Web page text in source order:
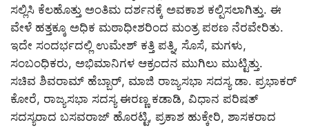
ಸಲ್ಲಿಸಿ ಕೆಲಹೊತ್ತು ಅಂತಿಮ ದರ್ಶನಕ್ಕೆ ಅವಕಾಶ ಕಲ್ಪಿಸಲಾಗಿತ್ತು. ಈ
ವೇಳೆ ಹತ್ತಕ್ಕೂ ಅಧಿಕ ಮಠಾಧೀಶರಿಂದ ಮಂತ್ರ ಪಠಣ ನೆರವೇರಿತು.
ಇದೇ ಸಂದರ್ಭದಲ್ಲಿ ಉಮೇಶ್ ಕತ್ತಿ ಪತ್ನಿ, ಸೊಸೆ, ಮಗಳು,
ಸಂಬಂಧಿಕರು, ಅಭಿಮಾನಿಗಳ ಆಕ್ರಂದನ ಮುಗಿಲು ಮುಟ್ಟಿತ್ತು.
ಸಚಿವ ಶಿವರಾಮ್ ಹೆಬ್ಬಾರ್, ಮಾಜಿ ರಾಜ್ಯಸಭಾ ಸದಸ್ಯ ಡಾ. ಪ್ರಭಾಕರ್
ಕೋರೆ, ರಾಜ್ಯಸಭಾ ಸದಸ್ಯ ಈರಣ್ಣ ಕಡಾಡಿ, ವಿಧಾನ ಪರಿಷತ್
ಸದಸ್ಯರಾದ ಬಸವರಾಜ್ ಹೊರಟ್ಟಿ, ಪ್ರಕಾಶ ಹುಕ್ಕೇರಿ, ಶಾಸಕರಾದ